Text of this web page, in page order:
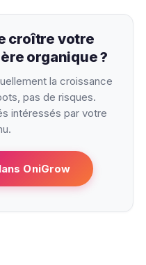
croître votre
organique ?
la croissance
pas de risques.
intéressés par votre
OniGrow